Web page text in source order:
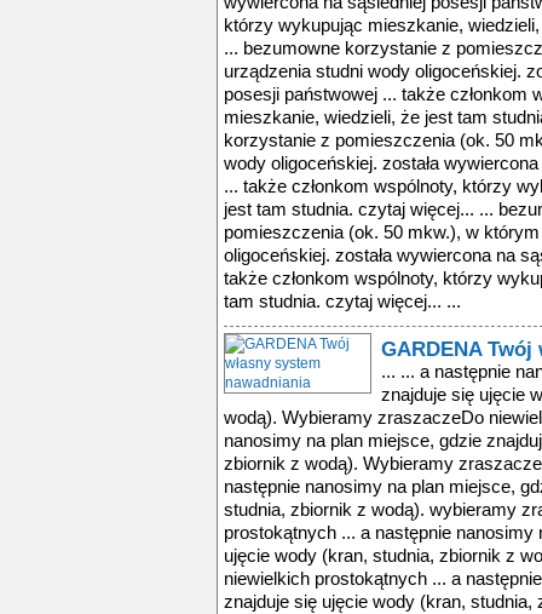
którzy wykupując mieszkanie,
... bezumowne korzystanie z
urządzenia studni wody oligoceńskiej.
posesji państwowej ... także członkom
mieszkanie, wiedzieli, że jest tam
korzystanie z pomieszczenia (ok. 50
wody oligoceńskiej. została
... także członkom wspólnoty, którzy
jest tam studnia. czytaj więcej... ...
pomieszczenia (ok. 50 mkw.), w
oligoceńskiej. została wywiercona na
także członkom wspólnoty, którzy
tam studnia. czytaj więcej... ...
GARDENA Twój
... ... a następnie
znajduje się ujęcie
wodą). Wybieramy zraszaczeDo
nanosimy na plan miejsce, gdzie
zbiornik z wodą). Wybieramy
następnie nanosimy na plan miejsce,
studnia, zbiornik z wodą). wybieramy
prostokątnych ... a następnie
ujęcie wody (kran, studnia, zbiornik z
niewielkich prostokątnych ... a
znajduje się ujęcie wody (kran,